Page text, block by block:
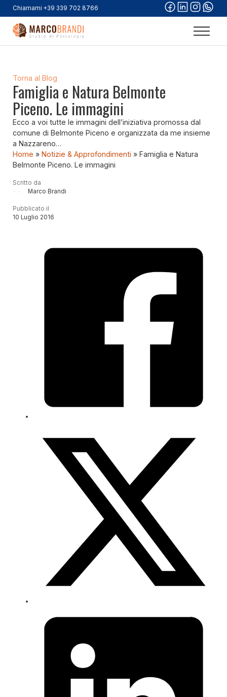
Chiamami +39 339 702 8766
Famiglia e Natura Belmonte
Piceno. Le immagini
Ecco a voi tutte le immagini dell’iniziativa promossa dal
comune di Belmonte Piceno e organizzata da me insieme
a Nazzareno…
Home » Notizie & Approfondimenti » Famiglia e Natura
Belmonte Piceno. Le immagini
Scritto da
Marco Brandi
Pubblicato il
10 Luglio 2016
Torna al Blog